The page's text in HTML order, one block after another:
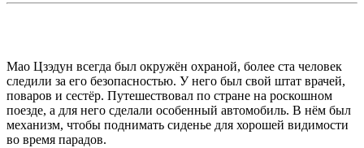
Мао Цзэдун всегда был окружён охраной, более ста человек
следили за его безопасностью. У него был свой штат врачей,
поваров и сестёр. Путешествовал по стране на роскошном
поезде, а для него сделали особенный автомобиль. В нём был
механизм, чтобы поднимать сиденье для хорошей видимости
во время парадов.